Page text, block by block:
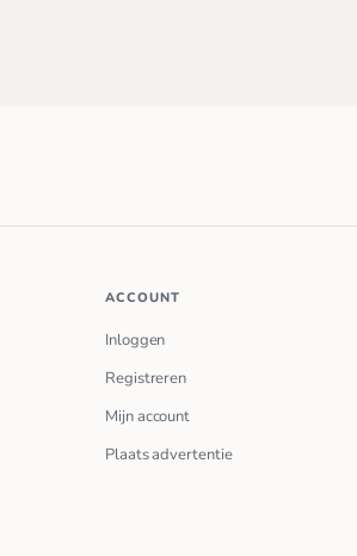
ACCOUNT
Inloggen
Registreren
Mijn account
Plaats advertentie